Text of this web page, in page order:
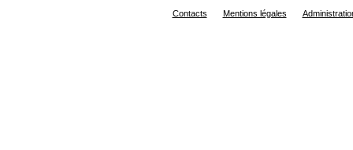
Contacts Mentions légales